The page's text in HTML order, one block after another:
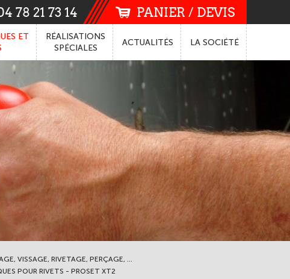
78 21 73 14 PANIER / DEVIS
ET
RÉALISATIONS
SPÉCIALES
ACTUALITÉS LA SOCIÉTÉ
VISSAGE, RIVETAGE, PERÇAGE, ...
POUR RIVETS - PROSET XT2